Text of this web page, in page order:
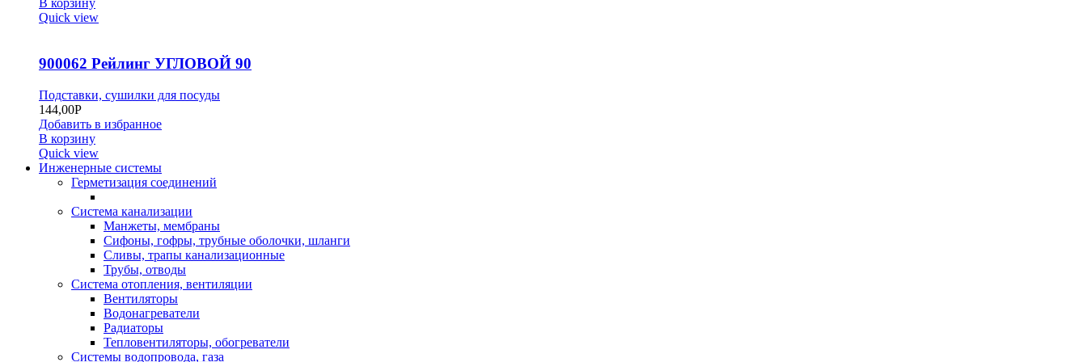
В корзину
Quick view
900062 Рейлинг УГЛОВОЙ 90
Подставки, сушилки для посуды
144,00Р
Добавить в избранное
В корзину
Quick view
Инженерные системы
Герметизация соединений
Система канализации
Манжеты, мембраны
Сифоны, гофры, трубные оболочки, шланги
Сливы, трапы канализационные
Трубы, отводы
Система отопления, вентиляции
Вентиляторы
Водонагреватели
Радиаторы
Тепловентиляторы, обогреватели
Системы водопровода, газа